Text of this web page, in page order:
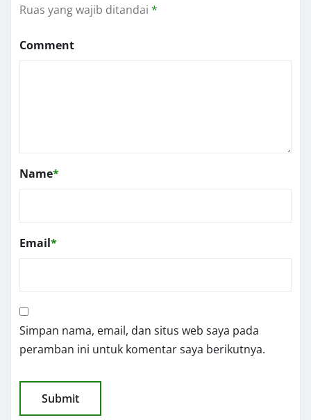
Ruas yang wajib ditandai *
Comment
Name*
Email*
Simpan nama, email, dan situs web saya pada
peramban ini untuk komentar saya berikutnya.